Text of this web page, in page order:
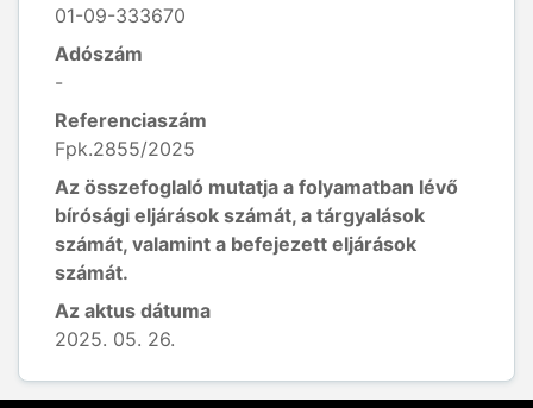
01-09-333670
Adószám
-
Referenciaszám
Fpk.2855/2025
Az összefoglaló mutatja a folyamatban lévő
bírósági eljárások számát, a tárgyalások
számát, valamint a befejezett eljárások
számát.
Az aktus dátuma
2025. 05. 26.